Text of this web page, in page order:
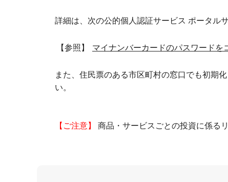
詳細は、次の公的個人認証サービス ポータル
【参照】 マイナンバーカードのパスワードを
また、住民票のある市区町村の窓口でも初期
い。
【ご注意】 商品・サービスごとの投資に係る